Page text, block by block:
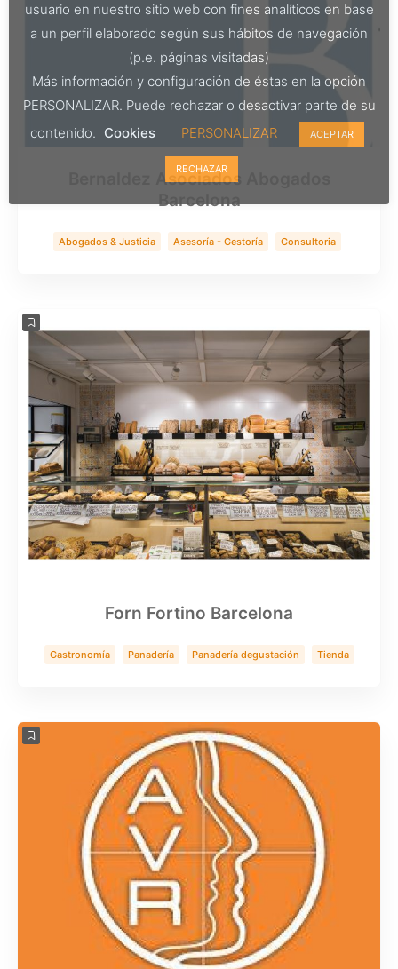
Bernaldez Asociados Abogados
Barcelona
Abogados & Justicia Asesoría - Gestoría
Consultoria
Forn Fortino Barcelona
Gastronomía Panadería Panadería degustación Tienda
usuario en nuestro sitio web con fines analíticos en base
a un perfil elaborado según sus hábitos de navegación
(p.e. páginas visitadas)
Más información y configuración de éstas en la opción
PERSONALIZAR. Puede rechazar o desactivar parte de su
contenido. Cookies PERSONALIZAR ACEPTAR
RECHAZAR